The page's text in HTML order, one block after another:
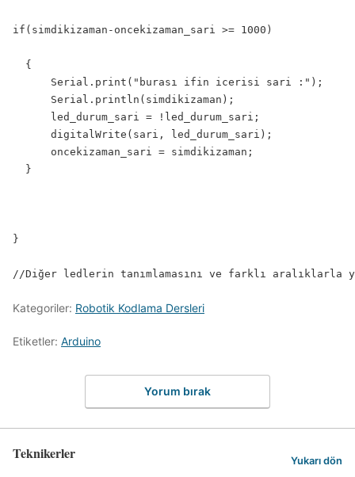
if(simdikizaman-oncekizaman_sari >= 1000)
  {
      Serial.print("burası ifin icerisi sari :");
      Serial.println(simdikizaman);
      led_durum_sari = !led_durum_sari;
      digitalWrite(sari, led_durum_sari);
      oncekizaman_sari = simdikizaman;
  }
}
//Diğer ledlerin tanımlamasını ve farklı aralıklarla
Kategoriler: Robotik Kodlama Dersleri
Etiketler: Arduino
Yorum bırak
Teknikerler Yukarı dön